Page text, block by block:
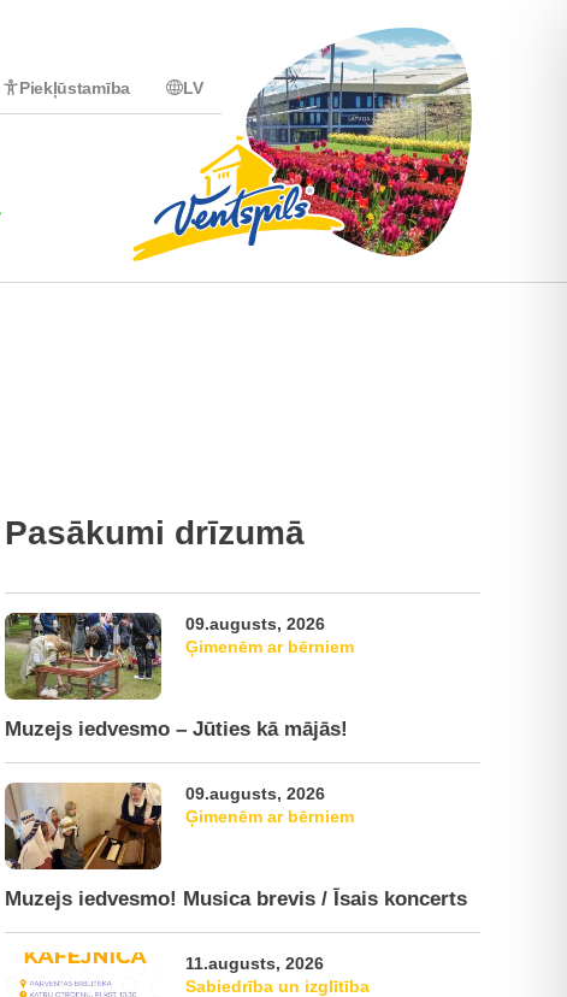
Piekļūstamība LV
Pasākumi drīzumā
09.augusts, 2026
Ģimenēm ar bērniem
Muzejs iedvesmo – Jūties kā mājās!
09.augusts, 2026
Ģimenēm ar bērniem
Muzejs iedvesmo! Musica brevis / Īsais koncerts
11.augusts, 2026
Sabiedrība un izglītība